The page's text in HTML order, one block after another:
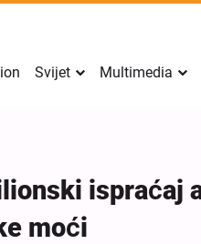
Svijet Multimedia
ispraćaj
moći